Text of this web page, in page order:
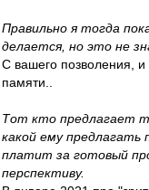
Правильно я тогда
делается, но это не
С вашего позволения,
памяти..
Тот кто предлагает
какой ему предлагать
платит за готовый
перспективу.